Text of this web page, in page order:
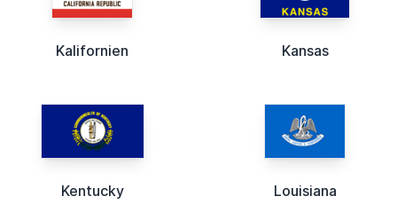
Kalifornien Kansas
Kentucky Louisiana